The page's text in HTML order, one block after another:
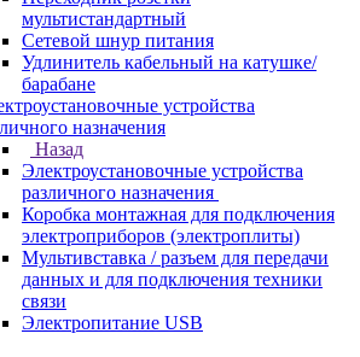
мультистандартный
Сетевой шнур питания
Удлинитель кабельный на катушке/
барабане
устройства
назначения
Назад
Электроустановочные устройства
различного назначения
Коробка монтажная для подключения
электроприборов (электроплиты)
Мультивставка / разъем для передачи
данных и для подключения техники
связи
Электропитание USB